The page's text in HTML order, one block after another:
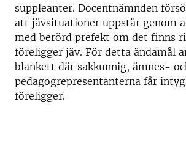
suppleanter. Docentnämnden
att jävsituationer uppstår genom
med berörd prefekt om det finns
föreligger jäv. För detta ändamål
blankett där sakkunnig, ämnes-
pedagogrepresentanterna får
föreligger.